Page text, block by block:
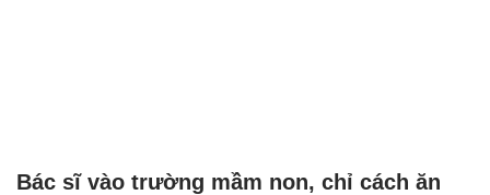
Bác sĩ vào trường mầm non, chỉ cách ăn